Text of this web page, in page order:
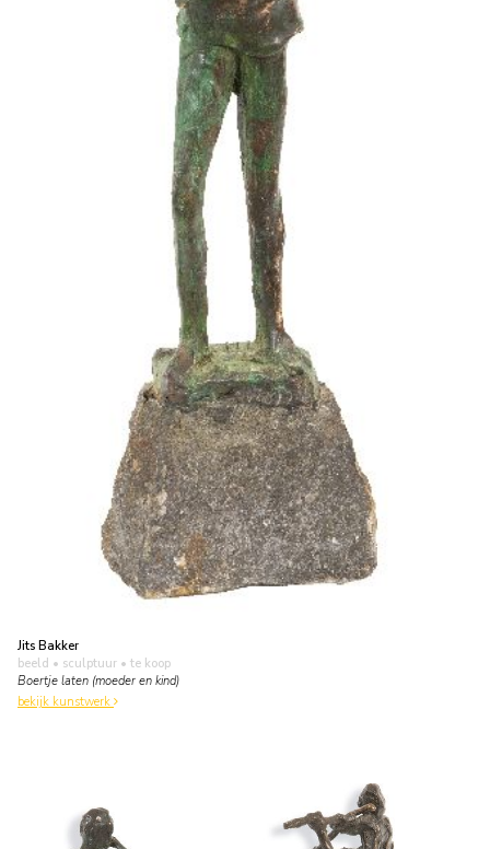
Jits Bakker
beeld • sculptuur • te koop
Boertje laten (moeder en kind)
bekijk kunstwerk